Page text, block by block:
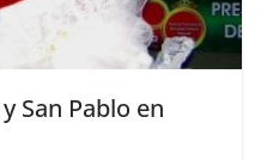
San Pablo en